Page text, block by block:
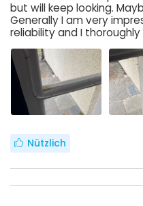
but will keep looking.
Generally I am very
reliability and I
Nützlich